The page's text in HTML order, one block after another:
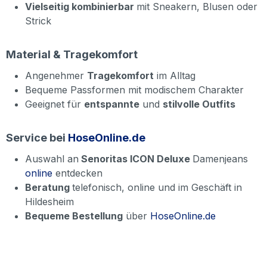
Vielseitig kombinierbar mit Sneakern, Blusen oder
Strick
Material & Tragekomfort
Angenehmer Tragekomfort im Alltag
Bequeme Passformen mit modischem Charakter
Geeignet für entspannte und stilvolle Outfits
Service bei HoseOnline.de
Auswahl an Senoritas ICON Deluxe Damenjeans
online entdecken
Beratung telefonisch, online und im Geschäft in
Hildesheim
Bequeme Bestellung über HoseOnline.de